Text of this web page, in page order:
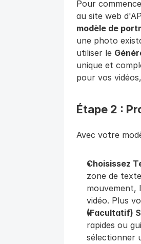
Pour
au site web
modèle de
une photo
utiliser le
unique et
pour vos
Étape 2 :
Avec votre
Choisissez
zone de
mouvement,
vidéo. Plus
(Facultatif)
rapides ou
sélectionner